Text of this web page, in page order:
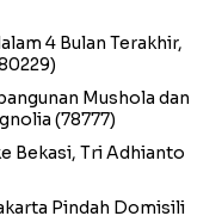
4 Bulan Terakhir,
Mushola dan
(78777)
Bekasi, Tri Adhianto
Pindah Domisili